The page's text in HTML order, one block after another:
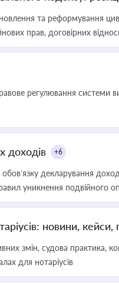
та реформування
прав, договірних
регулювання системи
доходів +6
обов’язку декларування
уникнення подвійного
новини, кейси,
змін, судова практика,
для нотаріусів